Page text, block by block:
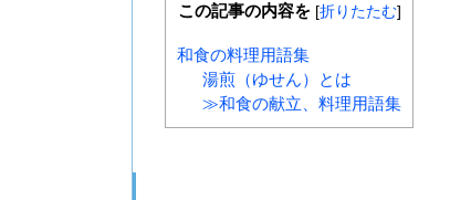
この記事の内容を [折りたたむ]
和食の料理用語集
湯煎（ゆせん）とは
≫和食の献立、料理用語集